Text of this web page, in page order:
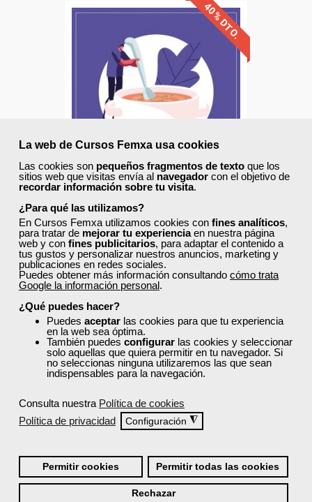
La web de Cursos Femxa usa cookies
Las cookies son pequeños fragmentos de texto que los
sitios web que visitas envía al navegador con el objetivo de
recordar información sobre tu visita.
¿Para qué las utilizamos?
En Cursos Femxa utilizamos cookies con fines analíticos,
para tratar de mejorar tu experienciaen nuestra página
web y con fines publicitarios, para adaptar el contenido a
tus gustos y personalizar nuestros anuncios, marketing y
publicaciones en redes sociales.
Puedes obtener más información consultando cómo trata
Google la información personal.
¿Qué puedes hacer?
Puedes aceptar las cookies para que tu experiencia
en la web sea óptima.
También puedes configurar las cookies y seleccionar
solo aquellas que quiera permitir en tu navegador. Si
no seleccionas ninguna utilizaremos las que sean
indispensables para la navegación.
Consulta nuestra Política de cookies
Política de privacidad
Configuración ◮
Permitir cookies Permitir todas las cookies
Rechazar
40% DTO.
Descuentos especiales
Sin requisitos de acceso
Cursos Femxa
Elaboración de platos
combinados
Online
60 horas
234,00 €
Comprar
0
40% DTO.
Descuentos especiales